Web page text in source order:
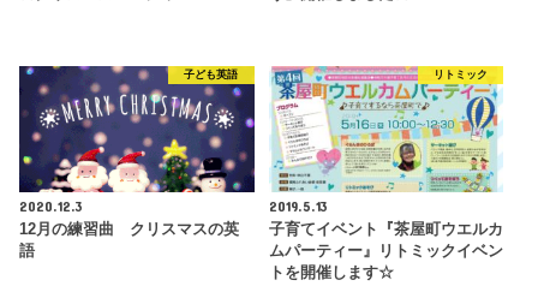
子ども英語
2020.12.3
12月の練習曲 クリスマスの英
語
リトミック
2019.5.13
子育てイベント『茶屋町ウエルカ
ムパーティー』リトミックイベン
トを開催します☆